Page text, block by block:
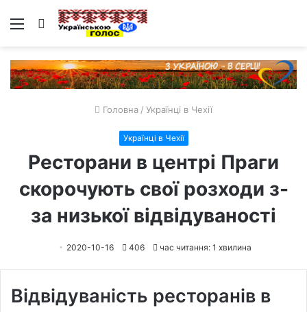
Меню Пошук
Головна / Українці в Чехії
Українці в Чехії
Ресторани в центрі Праги
скорочують свої розходи з-
за низької відвідуваності
2020-10-16 406 час читання: 1 хвилина
Відвідуваність ресторанів в